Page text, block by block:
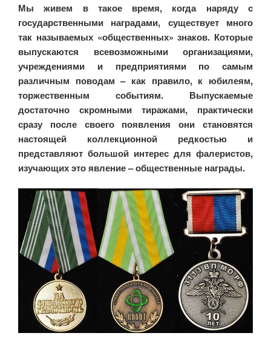
Мы живем в такое время, когда наряду с
государственными наградами, существует много
так называемых «общественных» знаков. Которые
выпускаются всевозможными организациями,
учреждениями и предприятиями по самым
различным поводам – как правило, к юбилеям,
торжественным событиям. Выпускаемые
достаточно скромными тиражами, практически
сразу после своего появления они становятся
настоящей коллекционной редкостью и
представляют большой интерес для фалеристов,
изучающих это явление – общественные награды.